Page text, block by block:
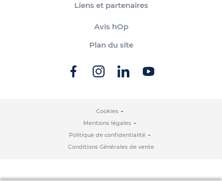
Liens et partenaires
Avis hOp
Plan du site
Cookies
Mentions légales
Politique de confidentialité
Conditions Générales de vente